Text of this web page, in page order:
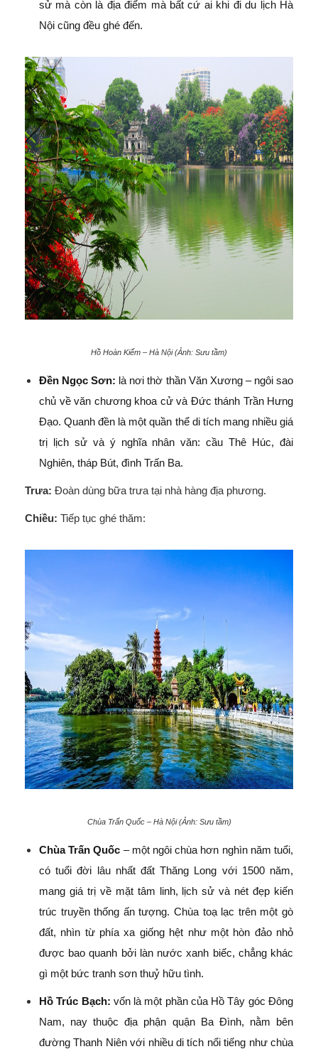
sử mà còn là địa điểm mà bất cứ ai khi đi du lịch Hà
Nội cũng đều ghé đến.
Hồ Hoàn Kiếm – Hà Nội (Ảnh: Sưu tầm)
Đền Ngọc Sơn: là nơi thờ thần Văn Xương – ngôi sao
chủ về văn chương khoa cử và Đức thánh Trần Hưng
Đạo. Quanh đền là một quần thể di tích mang nhiều giá
trị lịch sử và ý nghĩa nhân văn: cầu Thê Húc, đài
Nghiên, tháp Bút, đình Trấn Ba.
Trưa: Đoàn dùng bữa trưa tại nhà hàng địa phương.
Chiều: Tiếp tục ghé thăm:
Chùa Trấn Quốc – Hà Nội (Ảnh: Sưu tầm)
Chùa Trấn Quốc – một ngôi chùa hơn nghìn năm tuổi,
có tuổi đời lâu nhất đất Thăng Long với 1500 năm,
mang giá trị về mặt tâm linh, lịch sử và nét đẹp kiến
trúc truyền thống ấn tượng. Chùa toạ lạc trên một gò
đất, nhìn từ phía xa giống hệt như một hòn đảo nhỏ
được bao quanh bởi làn nước xanh biếc, chẳng khác
gì một bức tranh sơn thuỷ hữu tình.
Hồ Trúc Bạch: vốn là một phần của Hồ Tây góc Đông
Nam, nay thuộc địa phận quận Ba Đình, nằm bên
đường Thanh Niên với nhiều di tích nổi tiếng như chùa